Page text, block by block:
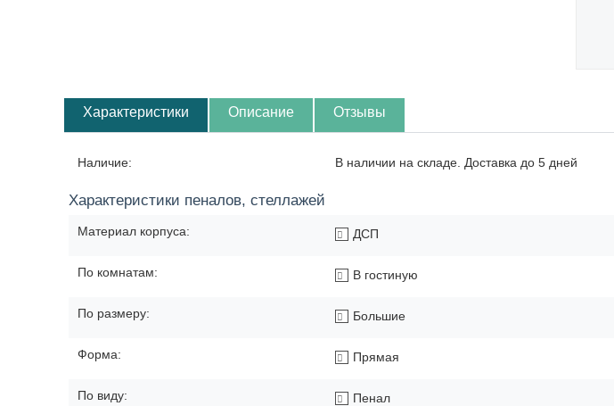
Характеристики Описание Отзывы
Наличие: В наличии на складе. Доставка до 5 дней
Характеристики пеналов, стеллажей
Материал корпуса: ДСП
По комнатам: В гостиную
По размеру: Большие
Форма: Прямая
По виду: Пенал